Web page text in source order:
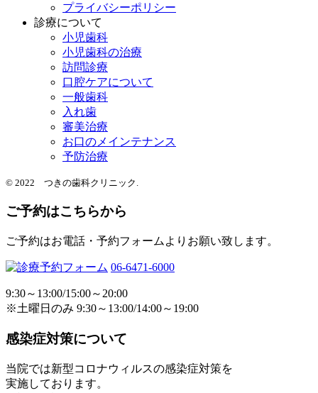
プライバシーポリシー
診療について
小児歯科
小児歯科の治療
訪問診療
口腔ケアについて
一般歯科
入れ歯
審美治療
お口のメインテナンス
予防治療
© 2022 つきの歯科クリニック.
ご予約はこちらから
ご予約はお電話・予約フォームよりお願い致します。
06-6471-6000
9:30～13:00/15:00～20:00
※土曜日のみ 9:30～13:00/14:00～19:00
感染症対策について
当院では新型コロナウィルスの感染症対策を
実施しております。